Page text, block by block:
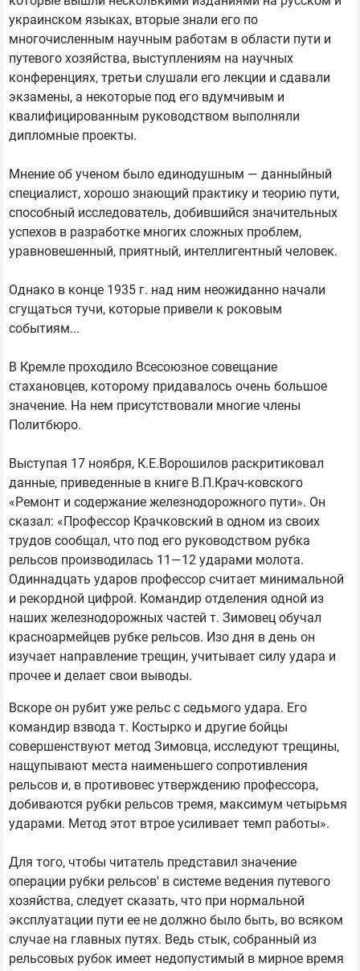
украинском языках, вторые знали его по
многочисленным научным работам в области пути и
путевого хозяйства, выступлениям на научных
конференциях, третьи слушали его лекции и сдавали
экзамены, а некоторые под его вдумчивым и
квалифицированным руководством выполняли
дипломные проекты.
Мнение об ученом было единодушным — данныйный
специалист, хорошо знающий практику и теорию пути,
способный исследователь, добившийся значительных
успехов в разработке многих сложных проблем,
уравновешенный, приятный, интеллигентный человек.
Однако в конце 1935 г. над ним неожиданно начали
сгущаться тучи, которые привели к роковым
событиям...
В Кремле проходило Всесоюзное совещание
стахановцев, которому придавалось очень большое
значение. На нем присутствовали многие члены
Политбюро.
Выступая 17 ноября, К.Е.Ворошилов раскритиковал
данные, приведенные в книге В.П.Крач-ковского
«Ремонт и содержание железнодорожного пути». Он
сказал: «Профессор Крачковский в одном из своих
трудов сообщал, что под его руководством рубка
рельсов производилась 11—12 ударами молота.
Одиннадцать ударов профессор считает минимальной
и рекордной цифрой. Командир отделения одной из
наших железнодорожных частей т. Зимовец обучал
красноармейцев рубке рельсов. Изо дня в день он
изучает направление трещин, учитывает силу удара и
прочее и делает свои выводы.
Вскоре он рубит уже рельс с седьмого удара. Его
командир взвода т. Костырко и другие бойцы
совершенствуют метод Зимовца, исследуют трещины,
нащупывают места наименьшего сопротивления
рельсов и, в противовес утверждению профессора,
добиваются рубки рельсов тремя, максимум четырьмя
ударами. Метод этот втрое усиливает темп работы».
Для того, чтобы читатель представил значение
операции рубки рельсов' в системе ведения путевого
хозяйства, следует сказать, что при нормальной
эксплуатации пути ее не должно было быть, во всяком
случае на главных путях. Ведь стык, собранный из
рельсовых рубок имеет недопустимый в мирное время